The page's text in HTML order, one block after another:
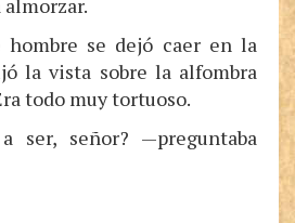
almorzar.
hombre se dejó caer en la
la vista sobre la alfombra
todo muy tortuoso.
ser, señor? —preguntaba